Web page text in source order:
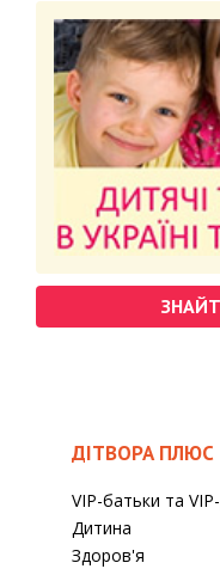
ДІТВОРА ПЛЮС
VIP-батьки та VIP-
Дитина
Здоров'я